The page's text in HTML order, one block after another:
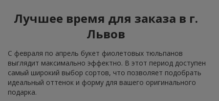
Лучшее время для заказа в г.
Львов
С февраля по апрель букет фиолетовых тюльпанов
выглядит максимально эффектно. В этот период доступен
самый широкий выбор сортов, что позволяет подобрать
идеальный оттенок и форму для вашего оригинального
подарка.